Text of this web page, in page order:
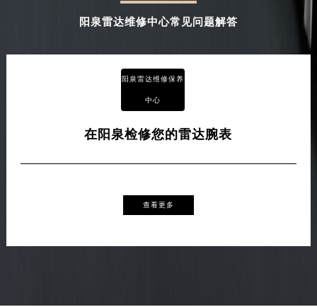
阳泉雷达维修中心常见问题解答
阳泉雷达维修保养
中心
在阳泉检修您的雷达腕表
查看更多